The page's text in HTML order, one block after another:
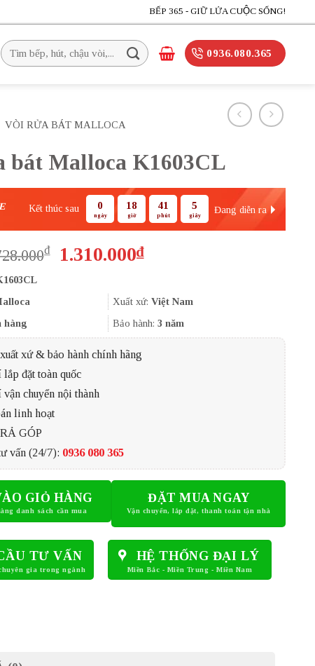
BẾP 365 - GIỮ LỬA CUỘC SỐNG!
Tìm
kiếm:
0936.080.365
VÒI RỬA BÁT MALLOCA
bát Malloca K1603CL
Kết thúc sau 0
ngày
18
giờ
41
phút
5
giây
Đang diễn ra
₫
Giá
1.728.000₫.
1.310.000₫Giá
là:
1.310.000₫.
Xuất xứ:Việt Nam
hàng Bảo hành:3 năm
xứ & bảo hành chính hãng
đặt toàn quốc
chuyển nội thành
linh hoạt
GÓP
vấn (24/7): 0936 080 365
GIỎ HÀNG ĐẶT MUA NGAY
TƯ VẤN HỆ THỐNG ĐẠI LÝ